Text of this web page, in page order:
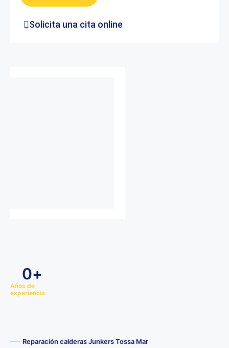
Solicita una cita online
Años de
experiencia
0+
Reparación calderas Junkers Tossa Mar